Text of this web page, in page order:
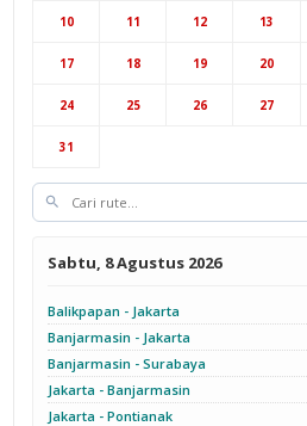
Cab Yogyakarta
10 11 12 13
17 18 19 20
24 25 26 27
31
Sabtu, 8 Agustus 2026
Balikpapan - Jakarta
Banjarmasin - Jakarta
Banjarmasin - Surabaya
Jakarta - Banjarmasin
Jakarta - Pontianak